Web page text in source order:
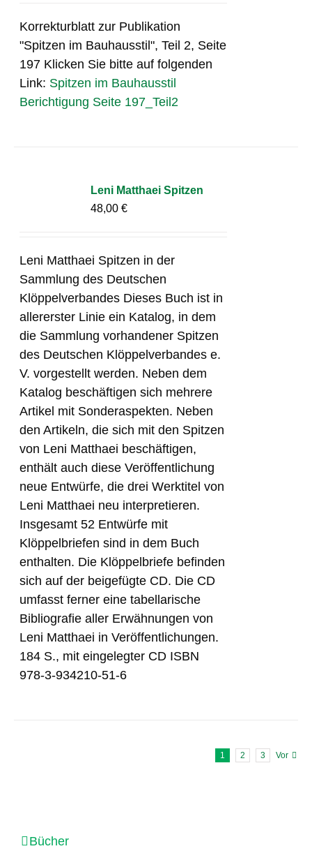
Korrekturblatt zur Publikation
"Spitzen im Bauhausstil", Teil 2, Seite
197 Klicken Sie bitte auf folgenden
Link: Spitzen im Bauhausstil
Berichtigung Seite 197_Teil2
Leni Matthaei Spitzen
48,00€
Leni Matthaei Spitzen in der
Sammlung des Deutschen
Klöppelverbandes Dieses Buch ist in
allererster Linie ein Katalog, in dem
die Sammlung vorhandener Spitzen
des Deutschen Klöppelverbandes e.
V. vorgestellt werden. Neben dem
Katalog beschäftigen sich mehrere
Artikel mit Sonderaspekten. Neben
den Artikeln, die sich mit den Spitzen
von Leni Matthaei beschäftigen,
enthält auch diese Veröffentlichung
neue Entwürfe, die drei Werktitel von
Leni Matthaei neu interpretieren.
Insgesamt 52 Entwürfe mit
Klöppelbriefen sind in dem Buch
enthalten. Die Klöppelbriefe befinden
sich auf der beigefügte CD. Die CD
umfasst ferner eine tabellarische
Bibliografie aller Erwähnungen von
Leni Matthaei in Veröffentlichungen.
184 S., mit eingelegter CD ISBN
978-3-934210-51-6
1 2 3 Vor
Bücher